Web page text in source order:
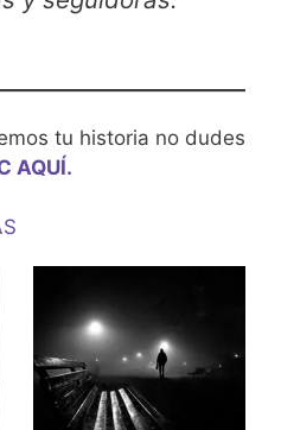
tu historia no dudes
AQUÍ.